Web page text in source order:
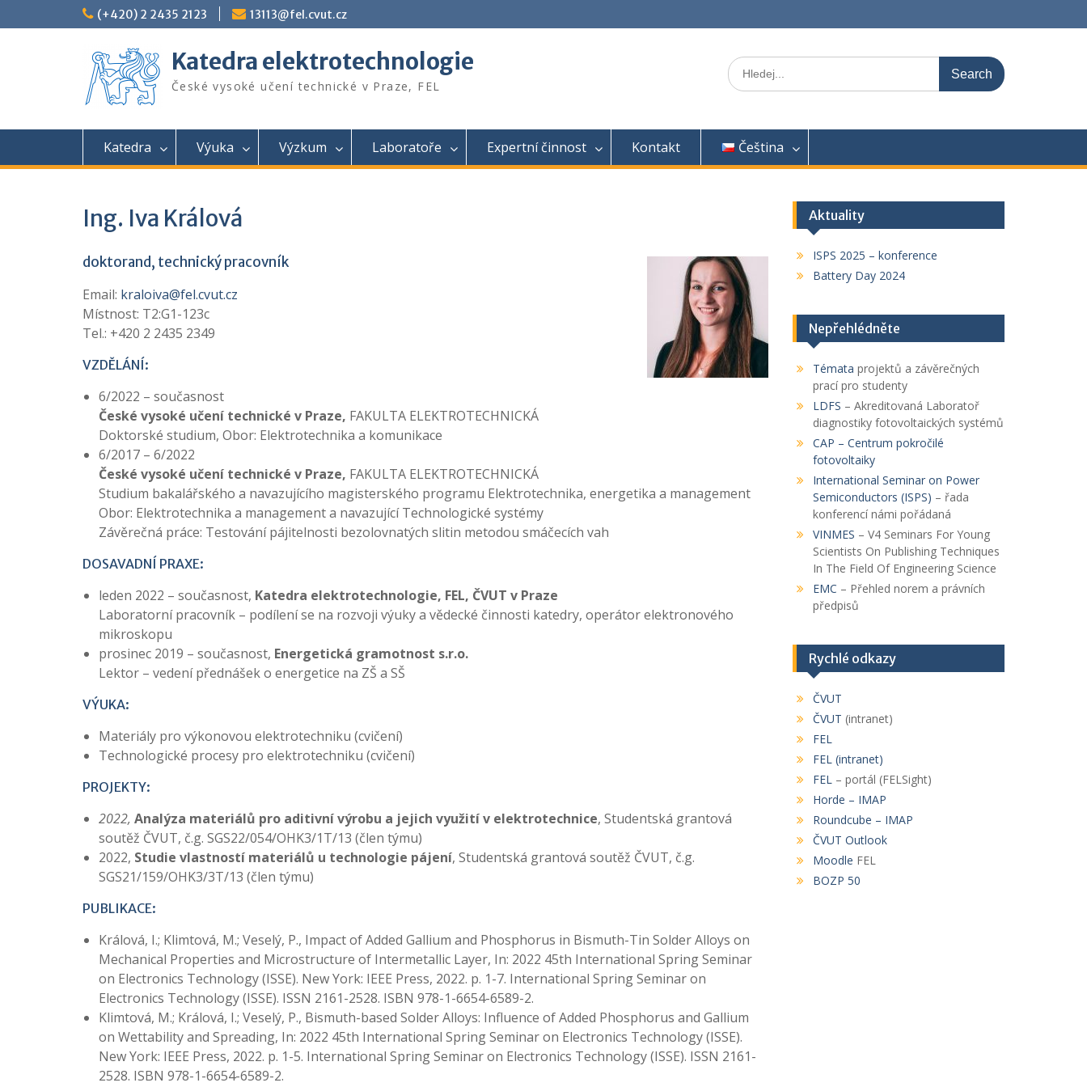
to
(+420) 2 2435 2123 13113@fel.cvut.cz
Katedra elektrotechnologie
České vysoké učení technické v Praze, FEL
Search
for:
Katedra Výuka Výzkum Laboratoře Expertní činnost Kontakt Čeština
Ing. Iva Králová
doktorand, technický pracovník
Email: kraloiva@fel.cvut.cz
Místnost: T2:G1-123c
Tel.: +420 2 2435 2349
VZDĚLÁNÍ:
6/2022 – současnost
České vysoké učení technické v Praze, FAKULTA ELEKTROTECHNICKÁ
Doktorské studium, Obor: Elektrotechnika a komunikace
6/2017 – 6/2022
České vysoké učení technické v Praze, FAKULTA ELEKTROTECHNICKÁ
Studium bakalářského a navazujícího magisterského programu Elektrotechnika, energetika a management
Obor: Elektrotechnika a management a navazující Technologické systémy
Závěrečná práce: Testování pájitelnosti bezolovnatých slitin metodou smáčecích vah
DOSAVADNÍ PRAXE:
leden 2022 – současnost, Katedra elektrotechnologie, FEL, ČVUT v Praze
Laboratorní pracovník – podílení se na rozvoji výuky a vědecké činnosti katedry, operátor elektronového
mikroskopu
prosinec 2019 – současnost, Energetická gramotnost s.r.o.
Lektor – vedení přednášek o energetice na ZŠ a SŠ
VÝUKA:
Materiály pro výkonovou elektrotechniku (cvičení)
Technologické procesy pro elektrotechniku (cvičení)
PROJEKTY:
2022, Analýza materiálů pro aditivní výrobu a jejich využití v elektrotechnice, Studentská grantová
soutěž ČVUT, č.g. SGS22/054/OHK3/1T/13 (člen týmu)
2022, Studie vlastností materiálů u technologie pájení, Studentská grantová soutěž ČVUT, č.g.
SGS21/159/OHK3/3T/13 (člen týmu)
PUBLIKACE:
Králová, I.; Klimtová, M.; Veselý, P., Impact of Added Gallium and Phosphorus in Bismuth-Tin Solder Alloys on
Mechanical Properties and Microstructure of Intermetallic Layer, In: 2022 45th International Spring Seminar
on Electronics Technology (ISSE). New York: IEEE Press, 2022. p. 1-7. International Spring Seminar on
Electronics Technology (ISSE). ISSN 2161-2528. ISBN 978-1-6654-6589-2.
Klimtová, M.; Králová, I.; Veselý, P., Bismuth-based Solder Alloys: Influence of Added Phosphorus and Gallium
on Wettability and Spreading, In: 2022 45th International Spring Seminar on Electronics Technology (ISSE).
New York: IEEE Press, 2022. p. 1-5. International Spring Seminar on Electronics Technology (ISSE). ISSN 2161-
2528. ISBN 978-1-6654-6589-2.
Aktuality
ISPS 2025 – konference
Battery Day 2024
Nepřehlédněte
Témata projektů a závěrečných
prací pro studenty
LDFS – Akreditovaná Laboratoř
diagnostiky fotovoltaických systémů
CAP – Centrum pokročilé
fotovoltaiky
International Seminar on Power
Semiconductors (ISPS) – řada
konferencí námi pořádaná
VINMES – V4 Seminars For Young
Scientists On Publishing Techniques
In The Field Of Engineering Science
EMC – Přehled norem a právních
předpisů
Rychlé odkazy
ČVUT
ČVUT (intranet)
FEL
FEL (intranet)
FEL– portál (FELSight)
Horde – IMAP
Roundcube – IMAP
ČVUT Outlook
Moodle FEL
BOZP 50